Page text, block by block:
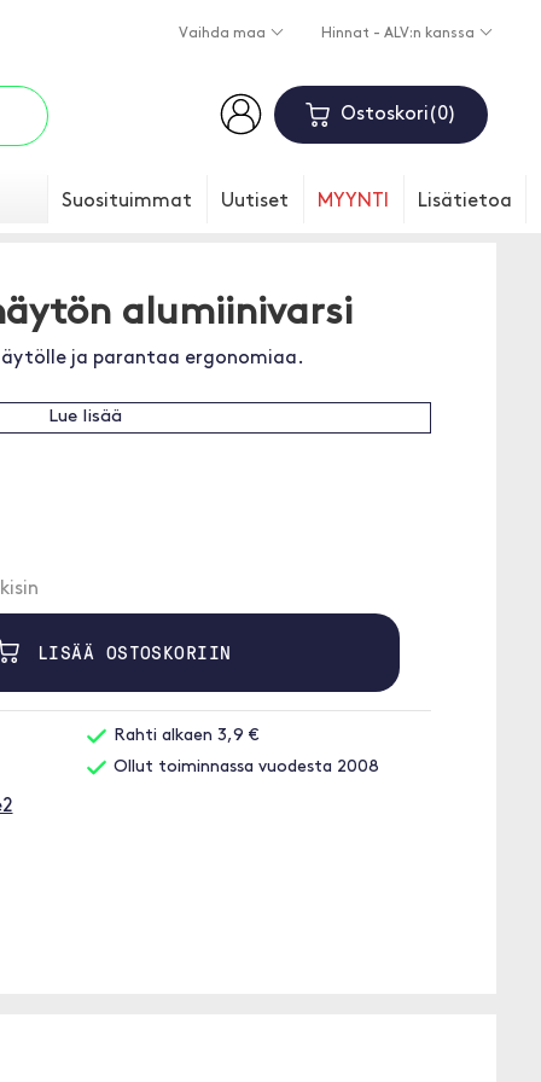
Vaihda maa Hinnat - ALV:n kanssa
Ostoskori 0
Suosituimmat Uutiset MYYNTI Lisätietoa
alumiinivarsi
ja parantaa ergonomiaa.
Lue lisää
LISÄÄ OSTOSKORIIN
Rahti alkaen 3,9 €
Ollut toiminnassa vuodesta 2008